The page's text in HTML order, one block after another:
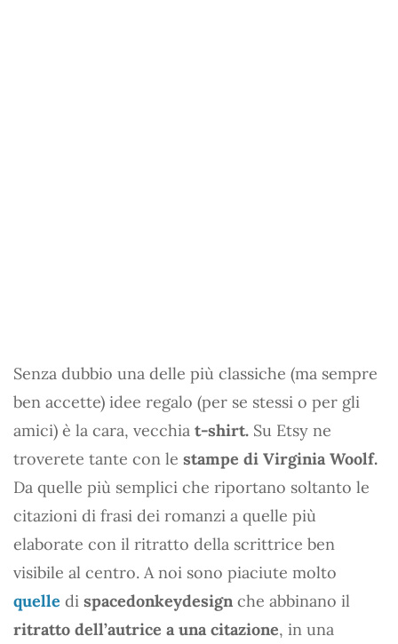
Senza dubbio una delle più classiche (ma sempre
ben accette) idee regalo (per se stessi o per gli
amici) è la cara, vecchia t-shirt. Su Etsy ne
troverete tante con le stampe di Virginia Woolf.
Da quelle più semplici che riportano soltanto le
citazioni di frasi dei romanzi a quelle più
elaborate con il ritratto della scrittrice ben
visibile al centro. A noi sono piaciute molto
quelle di spacedonkeydesign che abbinano il
ritratto dell’autrice a una citazione, in una